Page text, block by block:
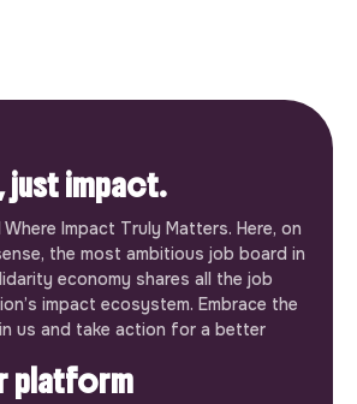
just impact.
Impact Truly Matters. Here, on
the most ambitious job board in
economy shares all the job
impact ecosystem. Embrace the
us and take action for a better
platform